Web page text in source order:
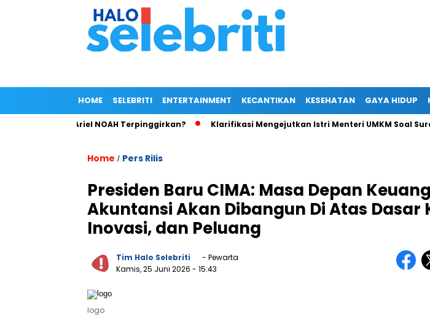
HOME SELEBRITI ENTERTAINMENT KECANTIKAN KESEHATAN GAYA HIDUP
Wong, Ariel NOAH Terpinggirkan? Klarifikasi Mengejutkan Istri Menteri UMKM Soal Surat Viral
Home / Pers Rilis
Presiden Baru CIMA: Masa Depan
Akuntansi Akan Dibangun Di Atas Dasar
Inovasi, dan Peluang
Tim Halo Selebriti
- Pewarta
Kamis, 25 Juni 2026 - 15:43
logo